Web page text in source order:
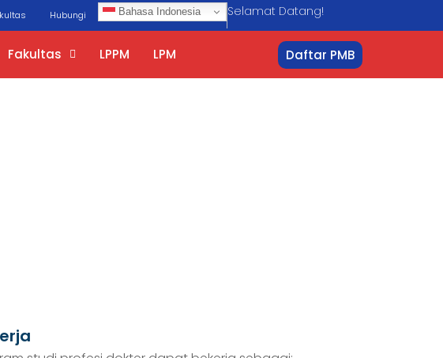
Hubungi Bahasa Indonesia Selamat Datang!
Fakultas LPPM LPM Daftar PMB